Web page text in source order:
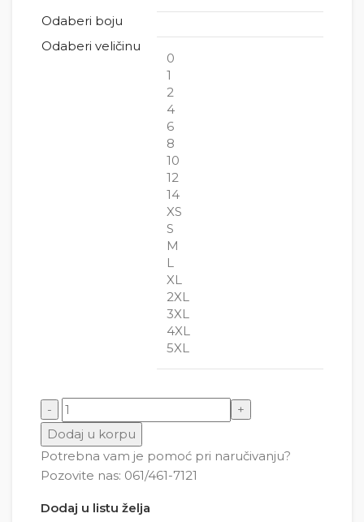
Odaberi boju
Odaberi veličinu
0
1
2
4
6
8
10
12
14
XS
S
M
L
XL
2XL
3XL
4XL
5XL
Kit - Postuj talas ( More ) Leto količina
Dodaj u korpu
Potrebna vam je pomoć pri naručivanju?
Pozovite nas: 061/461-7121
Dodaj u listu želja